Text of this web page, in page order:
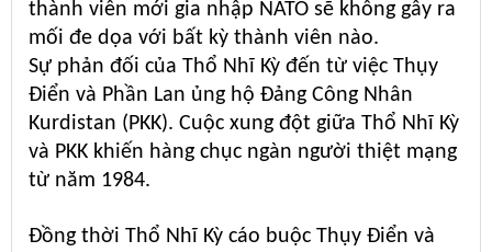
thành viên mới gia nhập NATO sẽ không gây ra
mối đe dọa với bất kỳ thành viên nào.
Sự phản đối của Thổ Nhĩ Kỳ đến từ việc Thụy
Điển và Phần Lan ủng hộ Đảng Công Nhân
Kurdistan (PKK). Cuộc xung đột giữa Thổ Nhĩ Kỳ
và PKK khiến hàng chục ngàn người thiệt mạng
từ năm 1984.
Đồng thời Thổ Nhĩ Kỳ cáo buộc Thụy Điển và